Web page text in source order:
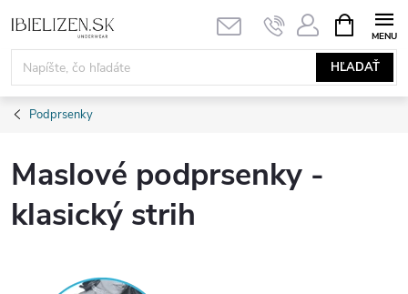
na
obsah
HĽADAŤ
KOŠÍK
Podprsenky
Maslové podprsenky -
klasický strih